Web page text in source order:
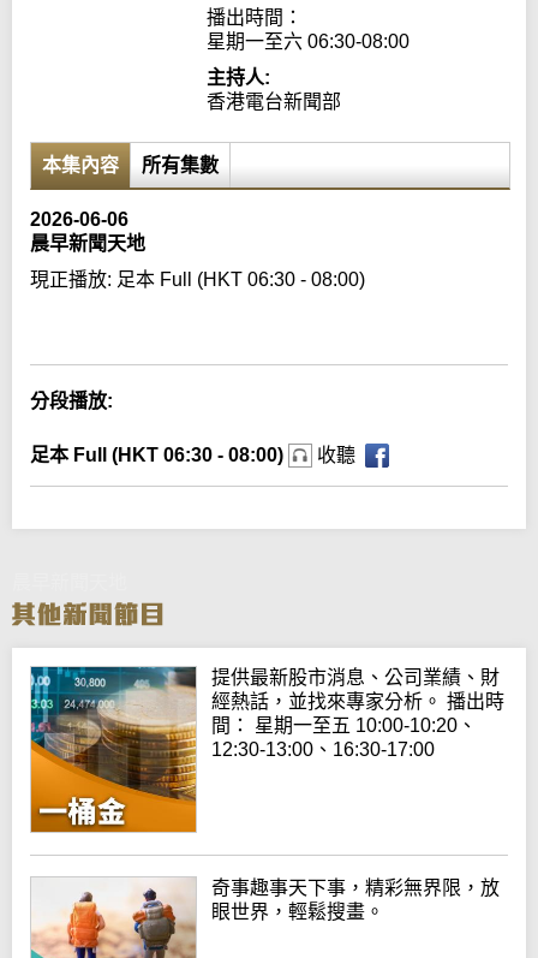
播出時間：
星期一至六 06:30-08:00
主持人:
香港電台新聞部
本集內容 所有集數
2026-06-06
晨早新聞天地
現正播放: 足本 Full (HKT 06:30 - 08:00)
分段播放:
足本 Full (HKT 06:30 - 08:00) 收聽
提供最新股市消息、公司業績、財
經熱話，並找來專家分析。 播出時
間： 星期一至五 10:00-10:20、
12:30-13:00、16:30-17:00
奇事趣事天下事，精彩無界限，放
眼世界，輕鬆搜畫。